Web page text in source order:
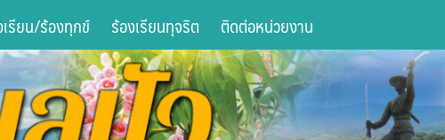
รียน/ร้องทุกข์ ร้องเรียนทุจริต ติดต่อหน่วยงาน